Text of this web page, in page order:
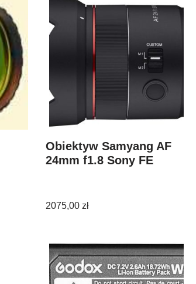
Obiektyw Samyang AF
24mm f1.8 Sony FE
2075,00 zł